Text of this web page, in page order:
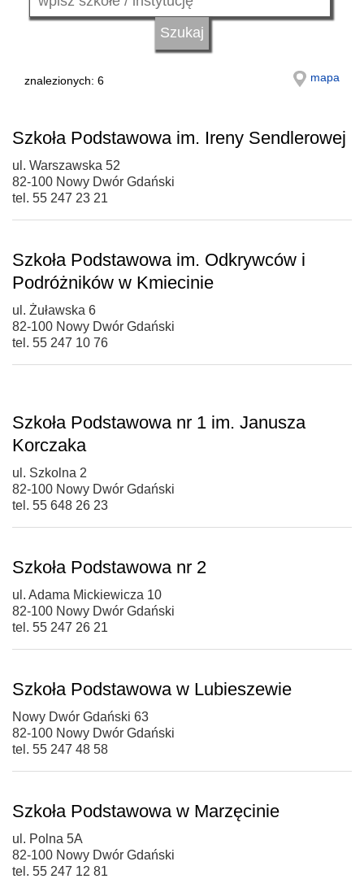
znalezionych: 6 mapa
Szkoła Podstawowa im. Ireny Sendlerowej
ul. Warszawska 52
82-100 Nowy Dwór Gdański
tel. 55 247 23 21
Szkoła Podstawowa im. Odkrywców i
Podróżników w Kmiecinie
ul. Żuławska 6
82-100 Nowy Dwór Gdański
tel. 55 247 10 76
Szkoła Podstawowa nr 1 im. Janusza
Korczaka
ul. Szkolna 2
82-100 Nowy Dwór Gdański
tel. 55 648 26 23
Szkoła Podstawowa nr 2
ul. Adama Mickiewicza 10
82-100 Nowy Dwór Gdański
tel. 55 247 26 21
Szkoła Podstawowa w Lubieszewie
Nowy Dwór Gdański 63
82-100 Nowy Dwór Gdański
tel. 55 247 48 58
Szkoła Podstawowa w Marzęcinie
ul. Polna 5A
82-100 Nowy Dwór Gdański
tel. 55 247 12 81